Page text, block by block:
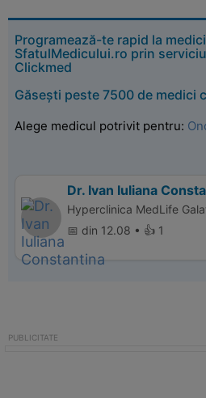
Programează-te rapid la
SfatulMedicului.ro prin
Clickmed
Găsești peste 7500 de medici
Alege medicul potrivit pentru:
Dr. Ivan Iuliana
Hyperclinica MedLife
📅 din 12.08 • 👍 1